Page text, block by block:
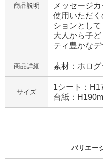
商品説明
メッセージ
使用いただ
ションとして
大人から子
ティ豊かなデ
商品詳細 素材：ホロ
サイズ
1シート：
台紙：
バリエー